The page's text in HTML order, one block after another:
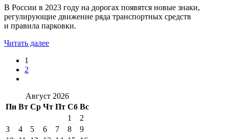
В России в 2023 году на дорогах появятся новые знаки,
регулирующие движение ряда транспортных средств
и правила парковки.
Читать далее
1
2
Август 2026
Пн Вт Ср Чт Пт Сб Вс
1
2
3
4 5 6 7 8
9